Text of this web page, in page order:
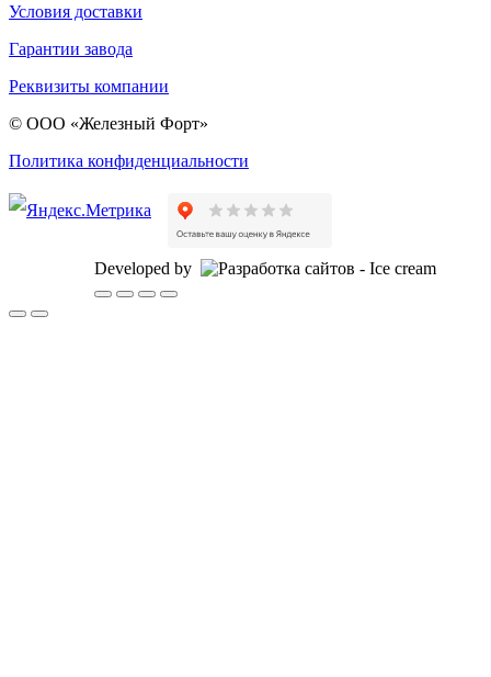
Условия доставки
Гарантии завода
Реквизиты компании
© ООО «Железный Форт»
Политика конфиденциальности
Developed by